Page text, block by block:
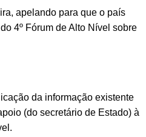
apelando para que o país
4º Fórum de Alto Nível sobre
da informação existente
(do secretário de Estado) à